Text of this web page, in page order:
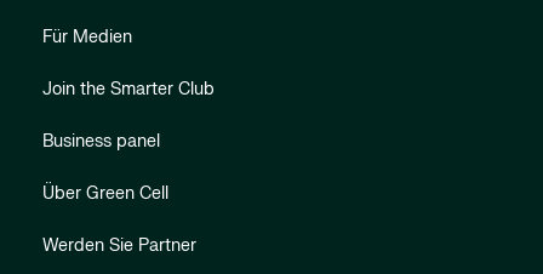
Für Medien
Join the Smarter Club
Business panel
Über Green Cell
Werden Sie Partner